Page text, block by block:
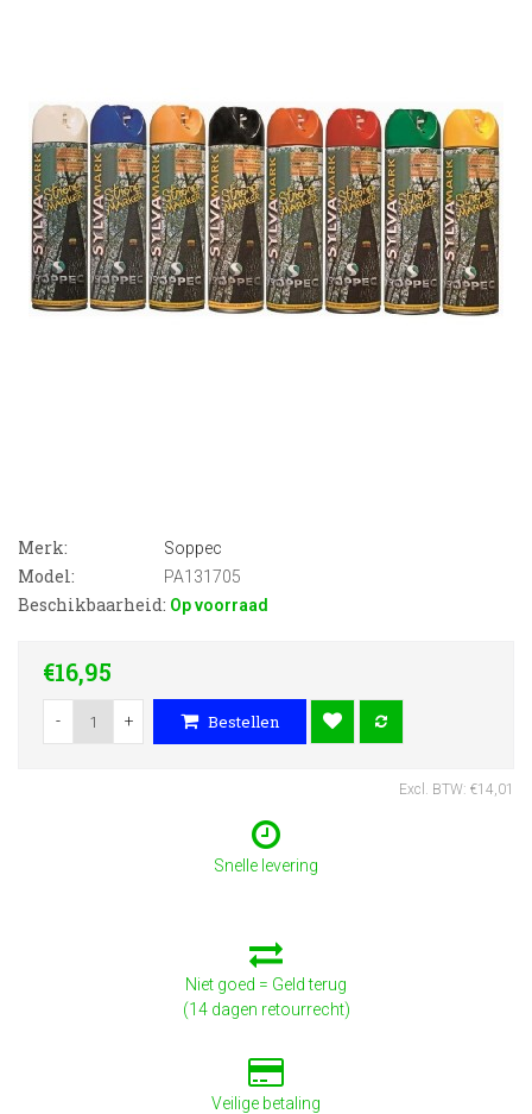
Merk: Soppec
Model: PA131705
Beschikbaarheid: Op voorraad
€16,95
- + Bestellen
Excl. BTW: €14,01
Snelle levering
Niet goed = Geld terug
(14 dagen retourrecht)
Veilige betaling